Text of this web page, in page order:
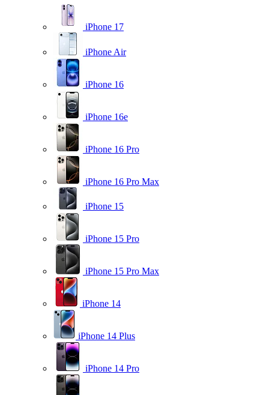
iPhone 17
iPhone Air
iPhone 16
iPhone 16e
iPhone 16 Pro
iPhone 16 Pro Max
iPhone 15
iPhone 15 Pro
iPhone 15 Pro Max
iPhone 14
iPhone 14 Plus
iPhone 14 Pro